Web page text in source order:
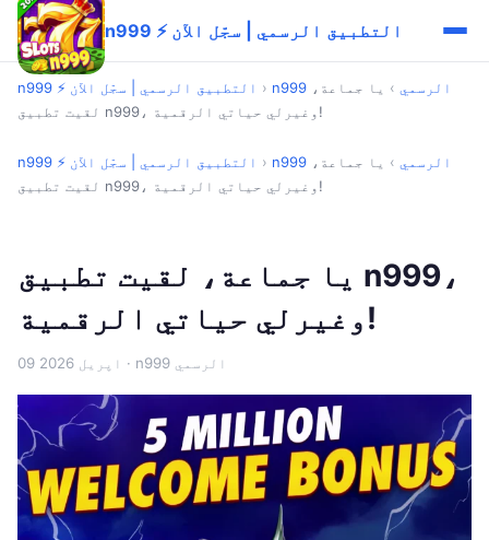
n999 ⚡ التطبيق الرسمي | سجّل الآن
n999 ⚡ التطبيق الرسمي | سجّل الآن › n999 الرسمي › يا جماعة،
لقيت تطبيق n999، وغيرلي حياتي الرقمية!
n999 ⚡ التطبيق الرسمي | سجّل الآن › n999 الرسمي › يا جماعة،
لقيت تطبيق n999، وغيرلي حياتي الرقمية!
يا جماعة، لقيت تطبيق n999،
وغيرلي حياتي الرقمية!
09 اپریل 2026 · n999 الرسمي